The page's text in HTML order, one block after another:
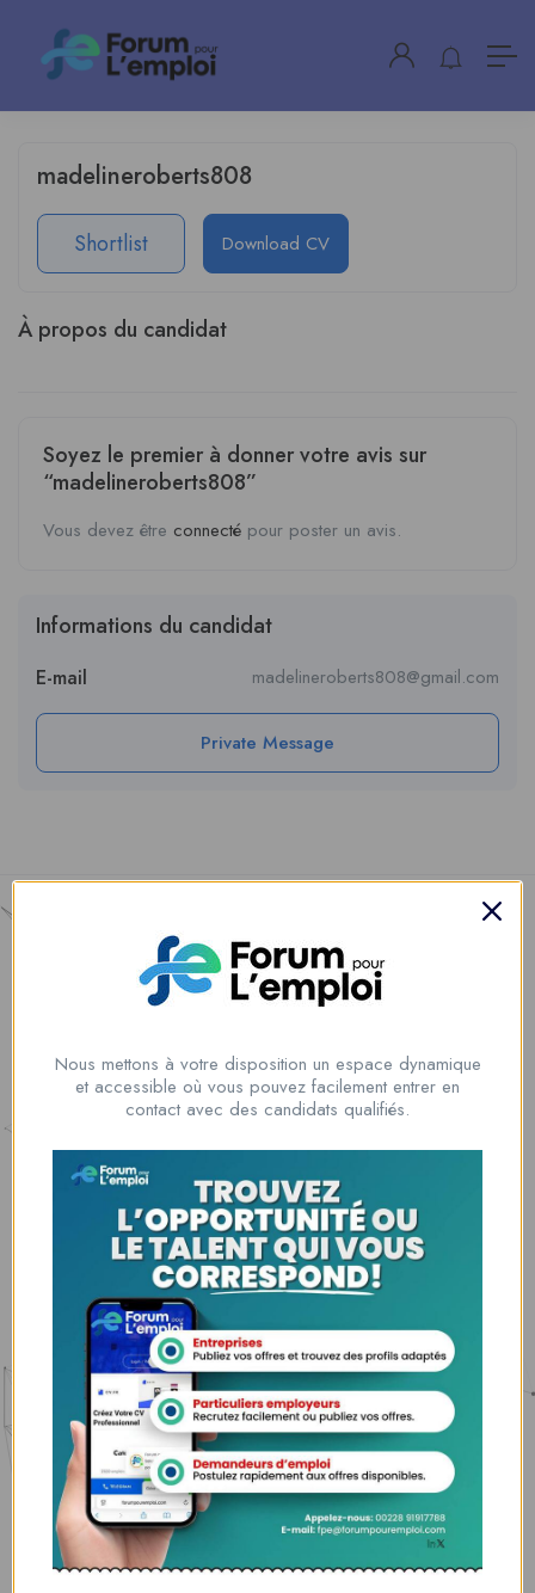
madelineroberts808
Shortlist Download CV
À propos du candidat
Soyez le premier à donner votre avis sur
“madelineroberts808”
Vous devez être connecté pour poster un avis.
Informations du candidat
E-mail madelineroberts808@gmail.com
Private Message
Nous contacter
00228 91917788
la solution idéale pour tous ceux qui cherchent à se connecter au
monde du travail. Que vous soyez à la recherche d’une nouvelle
opportunité professionnelle ou que vous souhaitiez recruter les meilleurs
Lome, Togo
fpe@forumpouremploi.com / 0022891917788
Espaces Candidats
Parcourir les Candidats
Tableau de Bord
Alertes d’Emploi
Nous mettons à votre disposition un espace dynamique
et accessible où vous pouvez facilement entrer en
contact avec des candidats qualifiés.